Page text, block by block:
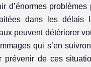
d’énormes
dans les délais
peuvent détériorer
qui s’en
de ces